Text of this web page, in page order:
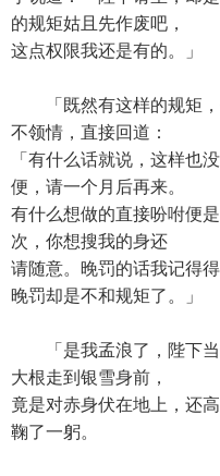
的规矩姑且先作废吧，
这点权限我还是有的。」
「既然有这样的规矩，
不领情，直接回道：
「有什么话就说，这样也
便，请一个月后再来。
有什么想做的直接吩咐便
次，你想搜我的身还
请随意。晚罚的话我记得
晚罚却是不和规矩了。」
「是我孟浪了，陛下当
大根走到银雪身前，
竟是对赤身伏在地上，还
鞠了一躬。